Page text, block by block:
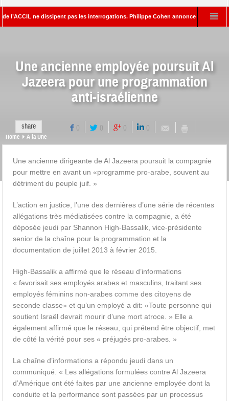
ne dissipent pas les interrogations. Philippe Cohen annonce se réserver le
Une ancienne employée poursuit Al
Jazeera pour une programmation
anti-israélienne
share 0 0 0 0
Home A la Une
Une ancienne dirigeante de Al Jazeera poursuit la compagnie
pour mettre en avant un «programme pro-arabe, souvent au
détriment du peuple juif. »
L’action en justice, l’une des dernières d’une série de récentes
allégations très médiatisées contre la compagnie, a été
déposée jeudi par Shannon High-Bassalik, vice-présidente
senior de la chaîne pour la programmation et la
documentation de juillet 2013 à février 2015.
High-Bassalik a affirmé que le réseau d’informations
« favorisait ses employés arabes et masculins, traitant ses
employés féminins non-arabes comme des citoyens de
seconde classe» et qu’un employé a dit: «Toute personne qui
soutient Israël devrait mourir d’une mort atroce. » Elle a
également affirmé que le réseau, qui prétend être objectif, met
de côté la vérité pour ses « préjugés pro-arabes. »
La chaîne d’informations a répondu jeudi dans un
communiqué. « Les allégations formulées contre Al Jazeera
d’Amérique ont été faites par une ancienne employée dont la
conduite et la performance sont passées par un processus